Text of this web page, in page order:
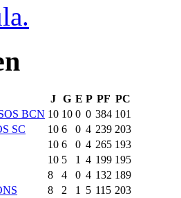
J G E P PF PC
BCN 10 10 0 0 384 101
SC
10 6 0 4 239 203
10 6 0 4 265 193
10 5 1 4 199 195
8 4 0 4 132 189
8 2 1 5 115 203